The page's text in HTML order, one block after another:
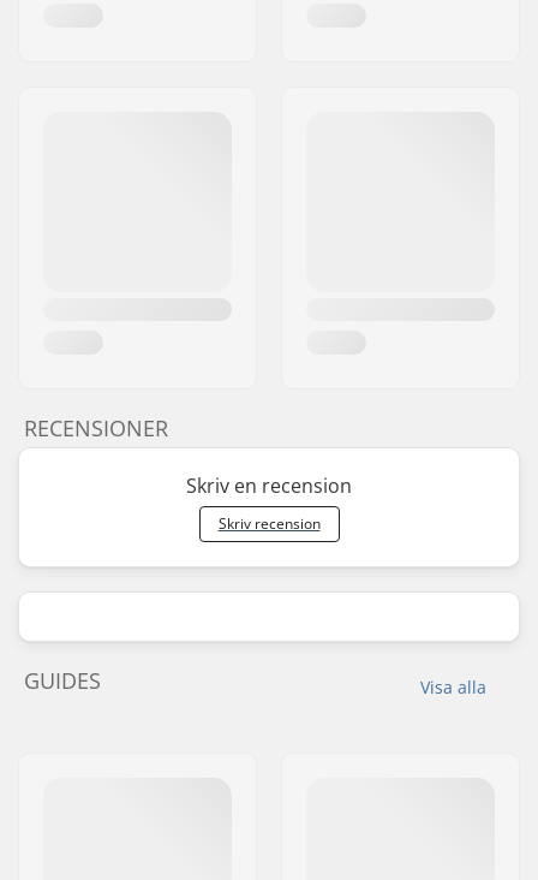
RECENSIONER
Skriv en recension
Skriv recension
Visa alla
GUIDES